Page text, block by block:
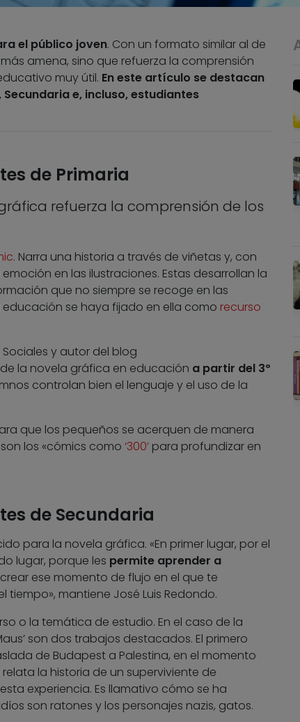
el público joven. Con un formato similar al de
amena, sino que refuerza la comprensión
muy útil. En este artículo se destacan
e, incluso, estudiantes
de Primaria
refuerza la comprensión de los
. Narra una historia a través de viñetas y, con
en las ilustraciones. Estas desarrollan la
que no siempre se recoge en las
se haya fijado en ella como recurso
y autor del blog
la novela gráfica en educación a partir del 3º
controlan bien el lenguaje y el uso de la
que los pequeños se acerquen de manera
los «cómics como ‘300’para profundizar en
de Secundaria
para la novela gráfica. «En primer lugar, por el
lugar, porque les permite aprender a
ese momento de flujo en el que te
mantiene José Luis Redondo.
o la temática de estudio. En el caso de la
son dos trabajos destacados. El primero
de Budapest a Palestina, en el momento
la historia de un superviviente de
experiencia. Es llamativo cómo se ha
son ratones y los personajes nazis, gatos.